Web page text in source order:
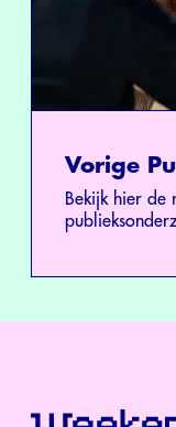
Vorige
Bekijk hier de